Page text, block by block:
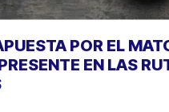
POR EL
EN LAS